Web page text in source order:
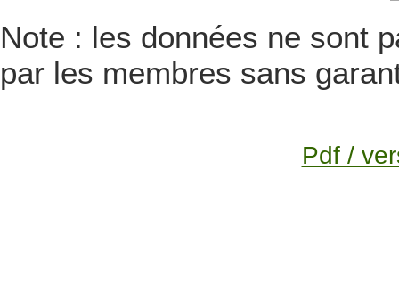
Note : les données ne sont
par les membres sans
Pdf /